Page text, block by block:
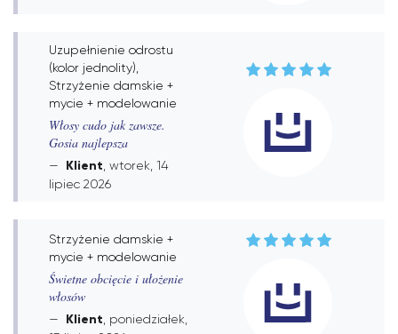
Uzupełnienie odrostu
(kolor jednolity),
Strzyżenie damskie +
mycie + modelowanie
Włosy cudo jak zawsze.
Gosia najlepsza
Klient , wtorek, 14
lipiec 2026
Strzyżenie damskie +
mycie + modelowanie
Świetne obcięcie i ułożenie
włosów
Klient , poniedziałek,